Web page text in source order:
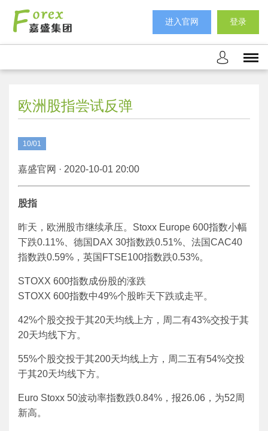
进入官网 登录
欧洲股指尝试反弹
10/01
嘉盛官网 · 2020-10-01 20:00
股指
昨天，欧洲股市继续承压。Stoxx Europe 600指数小幅
下跌0.11%、德国DAX 30指数跌0.51%、法国CAC40
指数跌0.59%，英国FTSE100指数跌0.53%。
STOXX 600指数成份股的涨跌
STOXX 600指数中49%个股昨天下跌或走平。
42%个股交投于其20天均线上方，周二有43%交投于其
20天均线下方。
55%个股交投于其200天均线上方，周二五有54%交投
于其20天均线下方。
Euro Stoxx 50波动率指数跌0.84%，报26.06，为52周
新高。